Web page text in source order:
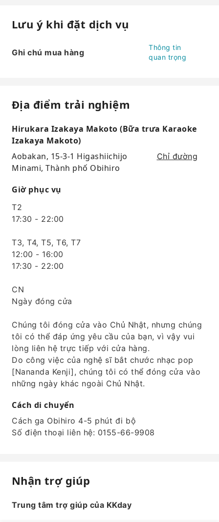
Lưu ý khi đặt dịch vụ
Ghi chú mua hàng
Thông tin
quan trọng
Địa điểm trải nghiệm
Hirukara Izakaya Makoto (Bữa trưa Karaoke
Izakaya Makoto)
Aobakan, 15-3-1 Higashiichijo
Minami, Thành phố Obihiro
Chỉ đường
Giờ phục vụ
T2
17:30 - 22:00
T3, T4, T5, T6, T7
12:00 - 16:00
17:30 - 22:00
CN
Ngày đóng cửa
Chúng tôi đóng cửa vào Chủ Nhật, nhưng chúng
tôi có thể đáp ứng yêu cầu của bạn, vì vậy vui
lòng liên hệ trực tiếp với cửa hàng.
Do công việc của nghệ sĩ bắt chước nhạc pop
[Nananda Kenji], chúng tôi có thể đóng cửa vào
những ngày khác ngoài Chủ Nhật.
Cách di chuyển
Cách ga Obihiro 4-5 phút đi bộ
Số điện thoại liên hệ: 0155-66-9908
Nhận trợ giúp
Trung tâm trợ giúp của KKday